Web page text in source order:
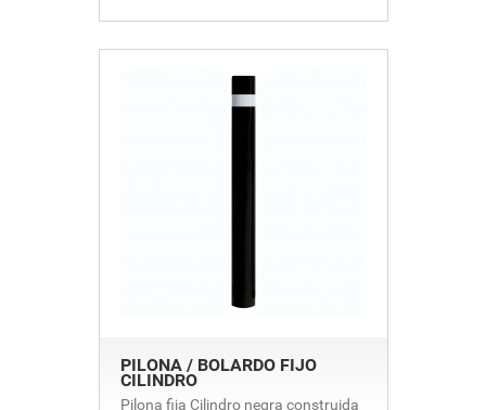
PILONA / BOLARDO FIJO
CILINDRO
Pilona fija Cilindro negra construida